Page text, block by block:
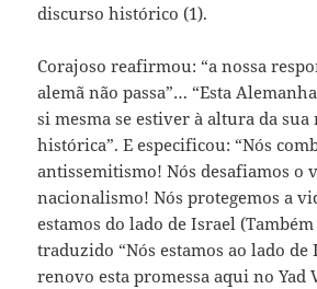
discurso histórico (1).
Corajoso reafirmou: “a nossa
alemã não passa”… “Esta
si mesma se estiver à altura da
histórica”. E especificou: “Nós
antissemitismo! Nós desafiamos o
nacionalismo! Nós protegemos a
estamos do lado de Israel
traduzido “Nós estamos ao lado de
renovo esta promessa aqui no Yad